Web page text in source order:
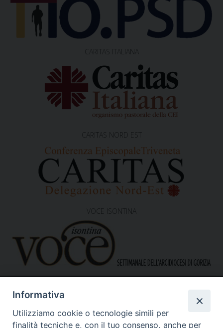
CARITAS ITALIANA
CARITAS NORD EST
VOCE ISONTINA
Informativa
Utilizziamo cookie o tecnologie simili per
finalità tecniche e, con il tuo consenso, anche per